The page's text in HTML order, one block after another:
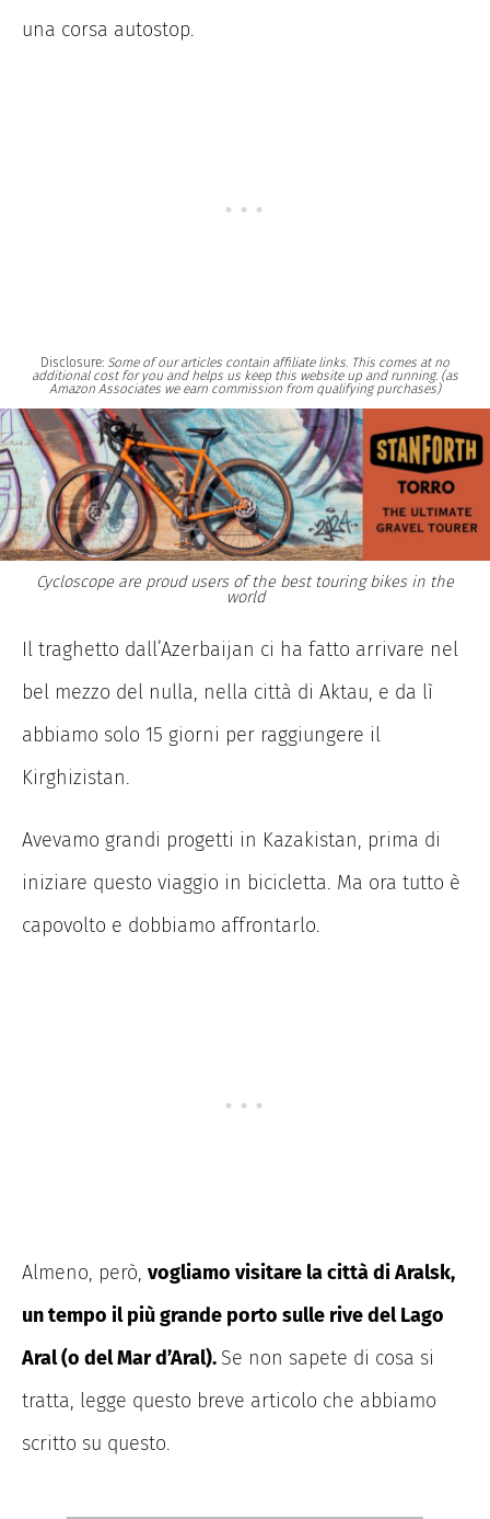
una corsa autostop.
Disclosure: Some of our articles contain affiliate links. This comes at no
additional cost for you and helps us keep this website up and running. (as
Amazon Associates we earn commission from qualifying purchases)
Cycloscope are proud users of the best touring bikes in the
world
Il traghetto dall’Azerbaijan ci ha fatto arrivare nel
bel mezzo del nulla, nella città di Aktau, e da lì
abbiamo solo 15 giorni per raggiungere il
Kirghizistan.
Avevamo grandi progetti in Kazakistan, prima di
iniziare questo viaggio in bicicletta. Ma ora tutto è
capovolto e dobbiamo affrontarlo.
Almeno, però, vogliamo visitare la città di Aralsk,
un tempo il più grande porto sulle rive del Lago
Aral (o del Mar d’Aral). Se non sapete di cosa si
tratta, legge questo breve articolo che abbiamo
scritto su questo.